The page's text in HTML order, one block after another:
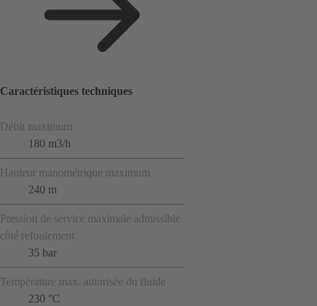
Caractéristiques techniques
Débit maximum
180 m3/h
Hauteur manométrique maximum
240 m
Pression de service maximale admissible
côté refoulement
35 bar
Température max. autorisée du fluide
230 °C